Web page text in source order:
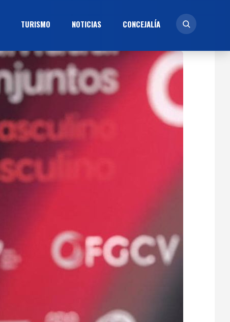
TURISMO NOTICIAS CONCEJALÍ­A